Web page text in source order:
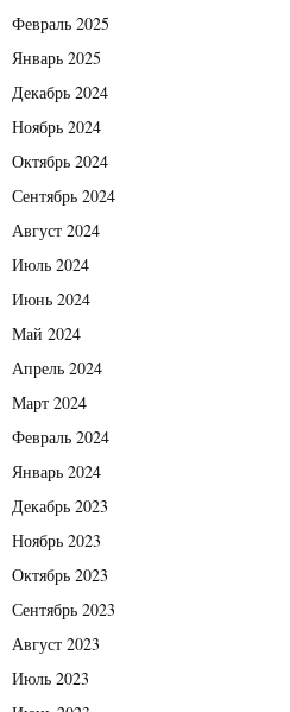
Февраль 2025
Январь 2025
Декабрь 2024
Ноябрь 2024
Октябрь 2024
Сентябрь 2024
Август 2024
Июль 2024
Июнь 2024
Май 2024
Апрель 2024
Март 2024
Февраль 2024
Январь 2024
Декабрь 2023
Ноябрь 2023
Октябрь 2023
Сентябрь 2023
Август 2023
Июль 2023